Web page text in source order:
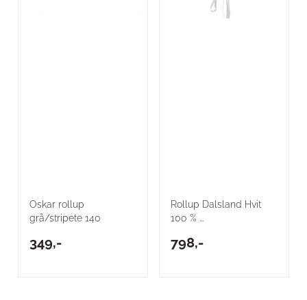
Oskar rollup
grå/stripete 140
349,-
Rollup Dalsland Hvit
100 % ...
798,-